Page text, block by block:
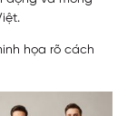
họa rõ cách